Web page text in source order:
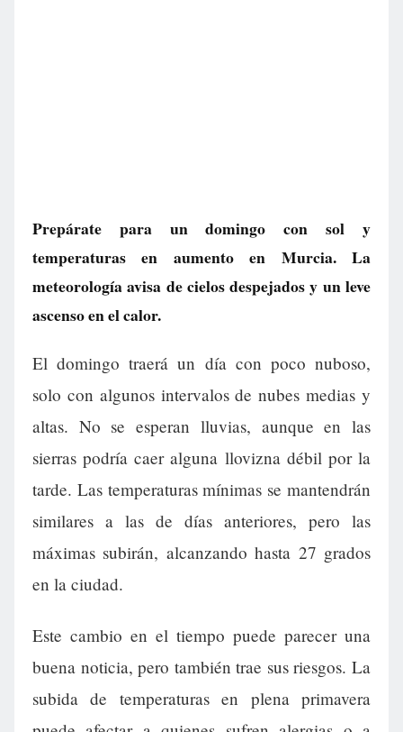
Prepárate para un domingo con sol y
temperaturas en aumento en Murcia. La
meteorología avisa de cielos despejados y un leve
ascenso en el calor.
El domingo traerá un día con poco nuboso,
solo con algunos intervalos de nubes medias y
altas. No se esperan lluvias, aunque en las
sierras podría caer alguna llovizna débil por la
tarde. Las temperaturas mínimas se mantendrán
similares a las de días anteriores, pero las
máximas subirán, alcanzando hasta 27 grados
en la ciudad.
Este cambio en el tiempo puede parecer una
buena noticia, pero también trae sus riesgos. La
subida de temperaturas en plena primavera